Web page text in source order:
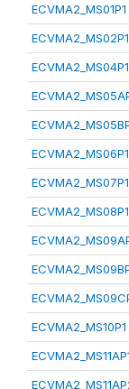
ECVMA2_MS01P1
ECVMA2_MS02P1
ECVMA2_MS04P1
ECVMA2_MS06P1
ECVMA2_MS07P1
ECVMA2_MS08P1
ECVMA2_MS10P1